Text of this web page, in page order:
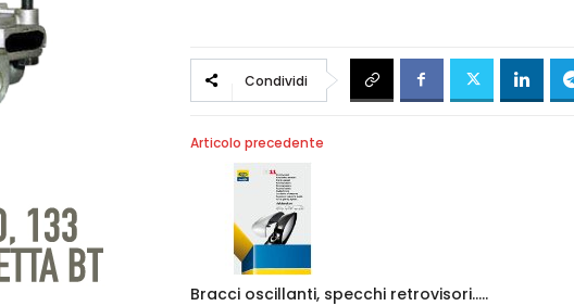
Condividi
Articolo precedente
Bracci oscillanti, specchi retrovisori…..